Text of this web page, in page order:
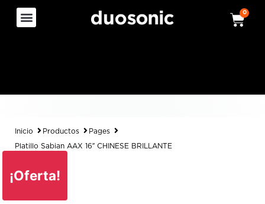
0
Inicio Productos Pages
Platillo Sabian AAX 16″ CHINESE BRILLANTE
¡Oferta!